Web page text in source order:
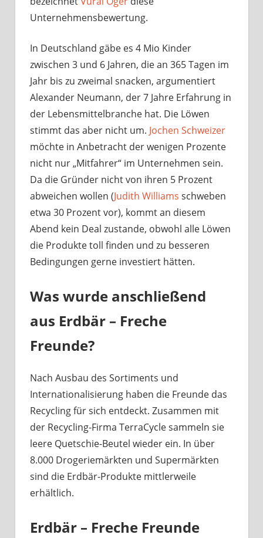
Unternehmensbewertung.
In Deutschland gäbe es 4 Mio Kinder
zwischen 3 und 6 Jahren, die an 365 Tagen im
Jahr bis zu zweimal snacken, argumentiert
Alexander Neumann, der 7 Jahre Erfahrung in
der Lebensmittelbranche hat. Die Löwen
stimmt das aber nicht um. Jochen Schweizer
möchte in Anbetracht der wenigen Prozente
nicht nur „Mitfahrer“ im Unternehmen sein.
Da die Gründer nicht von ihren 5 Prozent
abweichen wollen (Judith Williams schweben
etwa 30 Prozent vor), kommt an diesem
Abend kein Deal zustande, obwohl alle Löwen
die Produkte toll finden und zu besseren
Bedingungen gerne investiert hätten.
Was wurde anschließend
aus Erdbär – Freche
Freunde?
Nach Ausbau des Sortiments und
Internationalisierung haben die Freunde das
Recycling für sich entdeckt. Zusammen mit
der Recycling-Firma TerraCycle sammeln sie
leere Quetschie-Beutel wieder ein. In über
8.000 Drogeriemärkten und Supermärkten
sind die Erdbär-Produkte mittlerweile
erhältlich.
Erdbär – Freche Freunde